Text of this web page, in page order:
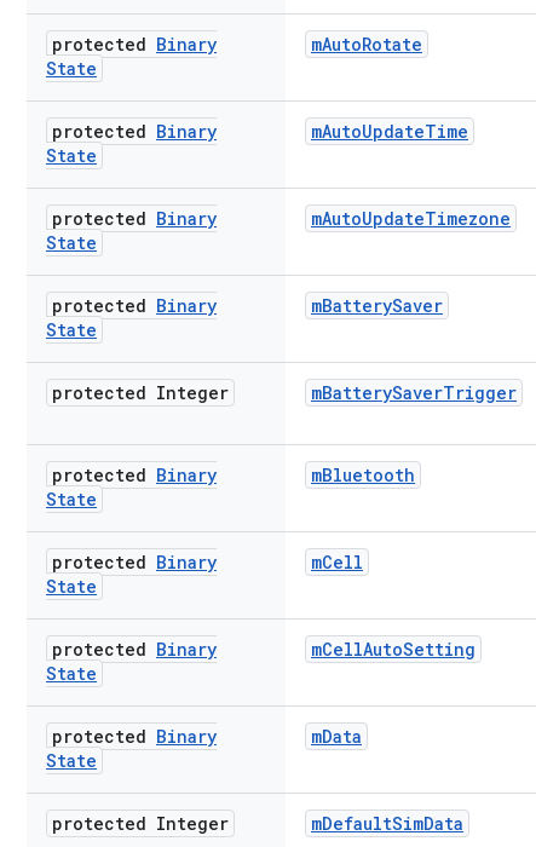
protected Binary
State
mAutoRotate
protected Binary
State
mAutoUpdateTime
protected Binary
State
mAutoUpdateTimezone
protected Binary
State
mBatterySaver
protected Integer mBatterySaverTrigger
protected Binary
State
mBluetooth
protected Binary
State
mCell
protected Binary
State
mCellAutoSetting
protected Binary
State
mData
protected Integer mDefaultSimData